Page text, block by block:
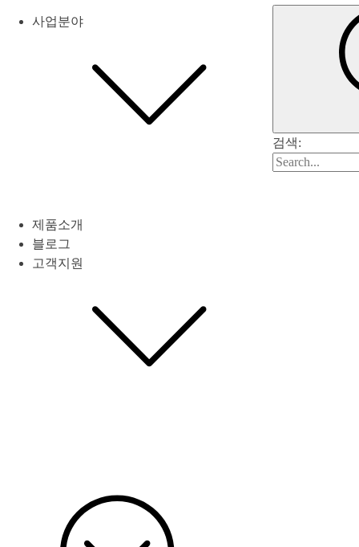
사업분야
제품소개
블로그
고객지원
검색: